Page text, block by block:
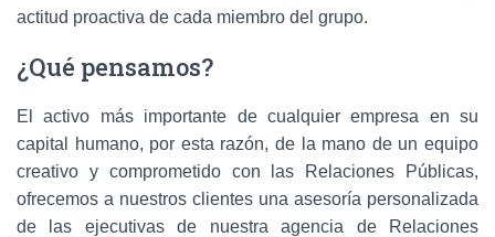
actitud proactiva de cada miembro del grupo.
¿Qué pensamos?
El activo más importante de cualquier empresa en su
capital humano, por esta razón, de la mano de un equipo
creativo y comprometido con las Relaciones Públicas,
ofrecemos a nuestros clientes una asesoría personalizada
de las ejecutivas de nuestra agencia de Relaciones